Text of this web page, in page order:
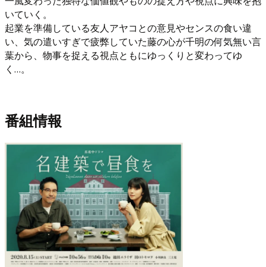
いていく。
起業を準備している友人アヤコとの意見やセンスの食い違
い、気の遣いすぎで疲弊していた藤の心が千明の何気無い言
葉から、物事を捉える視点ともにゆっくりと変わってゆ
く…。
番組情報